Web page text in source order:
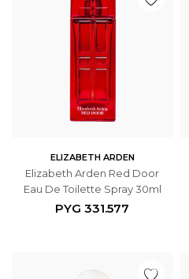
ELIZABETH ARDEN
Elizabeth Arden Red Door
Eau De Toilette Spray 30ml
PYG 331.577